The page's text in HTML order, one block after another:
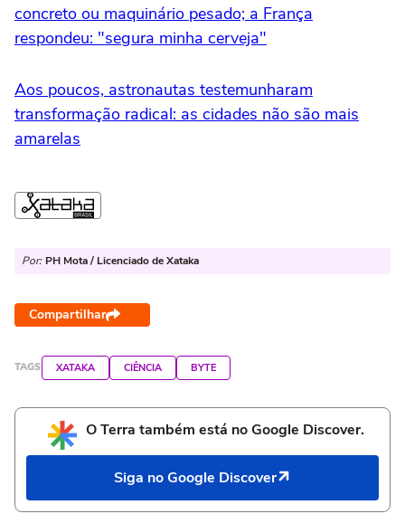
concreto ou maquinário pesado; a França
respondeu: "segura minha cerveja"
Aos poucos, astronautas testemunharam
transformação radical: as cidades não são mais
amarelas
Por: PH Mota / Licenciado de Xataka
Compartilhar
TAGS XATAKA CIÊNCIA BYTE
O Terra também está no Google Discover.
Siga no Google Discover